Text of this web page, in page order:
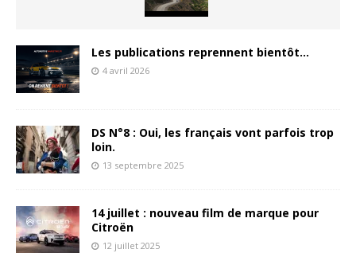
Les publications reprennent bientôt…
4 avril 2026
DS N°8 : Oui, les français vont parfois trop
loin.
13 septembre 2025
14 juillet : nouveau film de marque pour
Citroën
12 juillet 2025